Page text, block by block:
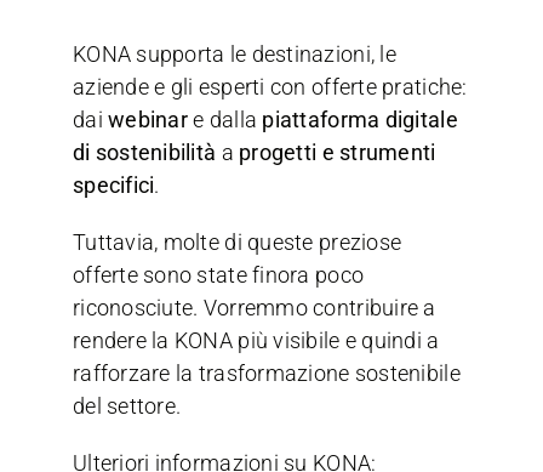
KONA supporta le destinazioni, le
aziende e gli esperti con offerte pratiche:
daiwebinare dalla piattaforma digitale
di sostenibilità a progetti e strumenti
specifici.
Tuttavia, molte di queste preziose
offerte sono state finora poco
riconosciute. Vorremmo contribuire a
rendere la KONA più visibile e quindi a
rafforzare la trasformazione sostenibile
del settore.
Ulteriori informazioni su KONA: